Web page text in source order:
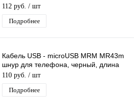
для телефона, длина 1м
112 руб. / шт
Подробнее
Кабель USB - microUSB MRM MR43m
шнур для телефона, черный, длина
1м
110 руб. / шт
Подробнее